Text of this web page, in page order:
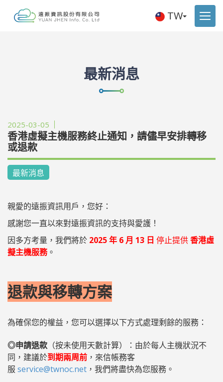
TW
最新消息
2025-03-05
香港虛擬主機服務終止通知，請儘早安排轉移
或退款
最新消息
親愛的遠振資訊用戶，您好：
感謝您一直以來對遠振資訊的支持與愛護！
因多方考量，我們將於 2025 年 6 月 13 日 停止提供香港虛
擬主機服務。
退款與移轉方案
為確保您的權益，您可以選擇以下方式處理剩餘的服務：
◎申請退款 （按未使用天數計算）：由於每人主機狀況不
同，建議於到期兩周前 ，來信帳務客
服 service@twnoc.net ，我們將盡快為您服務。